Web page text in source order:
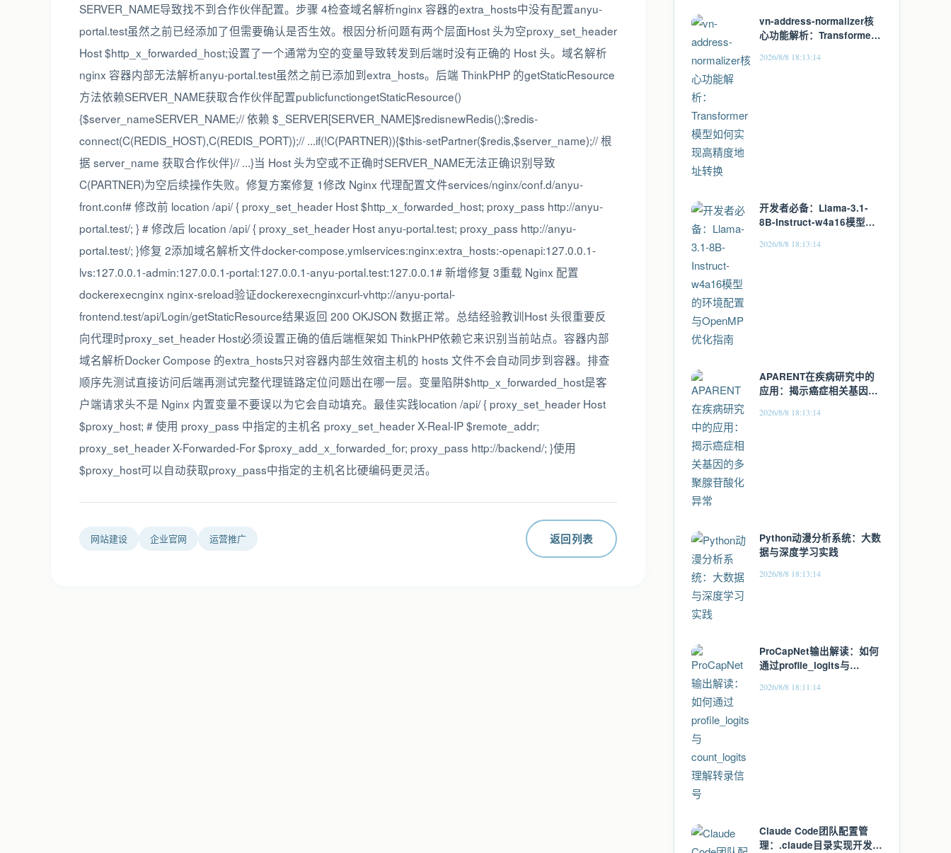
SERVER_NAME导致找不到合作伙伴配置。步骤 4检查域名解析nginx 容器的extra_hosts中没有配置anyu-
portal.test虽然之前已经添加了但需要确认是否生效。根因分析问题有两个层面Host 头为空proxy_set_header
Host $http_x_forwarded_host;设置了一个通常为空的变量导致转发到后端时没有正确的 Host 头。域名解析
nginx 容器内部无法解析anyu-portal.test虽然之前已添加到extra_hosts。后端 ThinkPHP 的getStaticResource
方法依赖SERVER_NAME获取合作伙伴配置publicfunctiongetStaticResource()
{$server_nameSERVER_NAME;// 依赖 $_SERVER[SERVER_NAME]$redisnewRedis();$redis-
connect(C(REDIS_HOST),C(REDIS_PORT));// ...if(!C(PARTNER)){$this-setPartner($redis,$server_name);// 根
据 server_name 获取合作伙伴}// ...}当 Host 头为空或不正确时SERVER_NAME无法正确识别导致
C(PARTNER)为空后续操作失败。修复方案修复 1修改 Nginx 代理配置文件services/nginx/conf.d/anyu-
front.conf# 修改前 location /api/ { proxy_set_header Host $http_x_forwarded_host; proxy_pass http://anyu-
portal.test/; } # 修改后 location /api/ { proxy_set_header Host anyu-portal.test; proxy_pass http://anyu-
portal.test/; }修复 2添加域名解析文件docker-compose.ymlservices:nginx:extra_hosts:-openapi:127.0.0.1-
lvs:127.0.0.1-admin:127.0.0.1-portal:127.0.0.1-anyu-portal.test:127.0.0.1# 新增修复 3重载 Nginx 配置
dockerexecnginx nginx-sreload验证dockerexecnginxcurl-vhttp://anyu-portal-
frontend.test/api/Login/getStaticResource结果返回 200 OKJSON 数据正常。总结经验教训Host 头很重要反
向代理时proxy_set_header Host必须设置正确的值后端框架如 ThinkPHP依赖它来识别当前站点。容器内部
域名解析Docker Compose 的extra_hosts只对容器内部生效宿主机的 hosts 文件不会自动同步到容器。排查
顺序先测试直接访问后端再测试完整代理链路定位问题出在哪一层。变量陷阱$http_x_forwarded_host是客
户端请求头不是 Nginx 内置变量不要误以为它会自动填充。最佳实践location /api/ { proxy_set_header Host
$proxy_host; # 使用 proxy_pass 中指定的主机名 proxy_set_header X-Real-IP $remote_addr;
proxy_set_header X-Forwarded-For $proxy_add_x_forwarded_for; proxy_pass http://backend/; }使用
$proxy_host可以自动获取proxy_pass中指定的主机名比硬编码更灵活。
网站建设 企业官网 运营推广 返回列表
vn-address-normalizer核
心功能解析：Transformer
换
2026/8/8 18:13:14
开发者必备：Llama-3.1-
8B-Instruct-w4a16模型的
南
2026/8/8 18:13:14
APARENT在疾病研究中的
应用：揭示癌症相关基因的
2026/8/8 18:13:14
Python动漫分析系统：大数
据与深度学习实践
2026/8/8 18:13:14
ProCapNet输出解读：如何
通过profile_logits与
2026/8/8 18:11:14
Claude Code团队配置管
理：.claude目录实现开发环